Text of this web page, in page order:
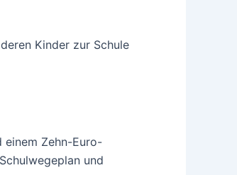
Kinder zur Schule
einem Zehn-Euro-
und